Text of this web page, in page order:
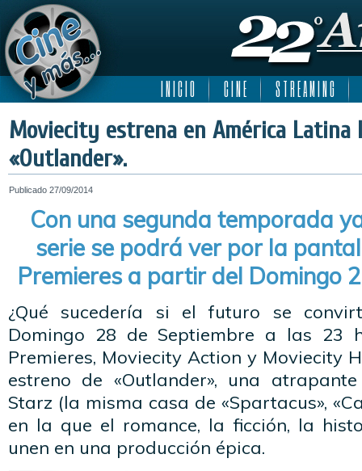
I N I C I O C I N E S T R E A M I N G
Moviecity estrena en América Latina
«Outlander».
Publicado 27/09/2014
Con una segunda temporada
serie se podrá ver por la
Premieres a partir del Domingo
¿Qué sucedería si el futuro se
Domingo 28 de Septiembre a las 23
Premieres, Moviecity Action y Moviecity
estreno de «Outlander», una
Starz (la misma casa de «Spartacus»,
en la que el romance, la ficción, la
unen en una producción épica.